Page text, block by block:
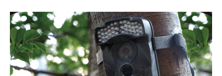
閉じる